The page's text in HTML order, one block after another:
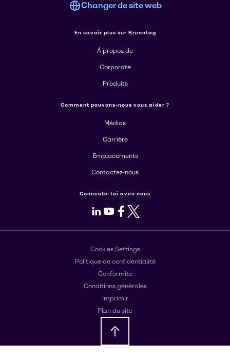
Changer de site web
En savoir plus sur Brenntag
Á propos de
Corporate
Produits
Comment pouvons-nous vous aider ?
Médias
Carrière
Emplacements
Contactez-nous
Connecte-toi avec nous
LinkedIn
Youtube
Facebook
X
Cookies Settings
Politique de confidentialité
Conformité
Conditions générales
Imprimir
Plan du site